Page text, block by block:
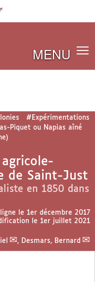
MENU
#Expérimentations
Piquet ou Napias aîné
de Saint-Just
en 1850 dans
le 1er décembre 2017
le 1er juillet 2021
, Desmars, Bernard